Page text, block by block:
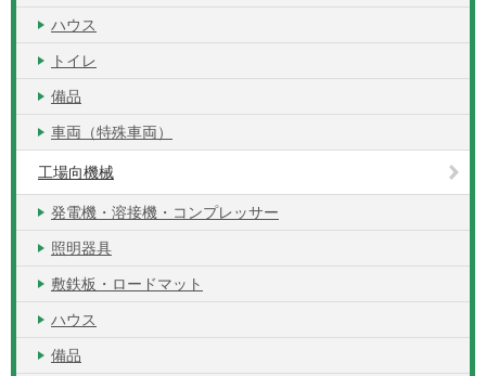
ハウス
トイレ
備品
車両（特殊車両）
工場向機械
発電機・溶接機・コンプレッサー
照明器具
敷鉄板・ロードマット
ハウス
備品